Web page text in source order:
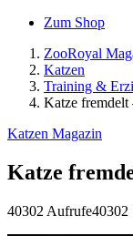
Zum Shop
ZooRoyal
Katzen
Training &
Katze fremdelt
Katzen Magazin
Katze
40302 Aufrufe40302